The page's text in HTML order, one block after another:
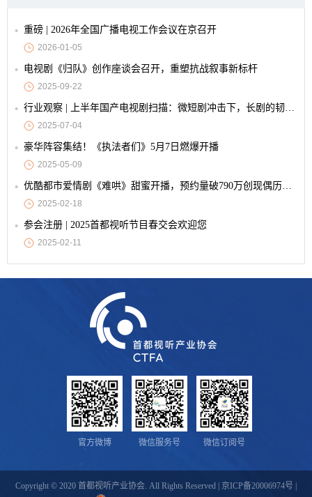
重磅 | 2026年全国广播电视工作会议在京召开
2026-01-05
电视剧《归队》创作座谈会召开，重塑抗战叙事新标杆
2025-09-22
行业观察 | 上半年国产电视剧扫描：微短剧冲击下，长剧的韧性与创新
2025-07-04
豪华阵容集结！《执法者们》5月7日燃爆开播
2025-05-09
优酷都市爱情剧《难哄》甜蜜开播，预约量破790万创现偶历史纪录
2025-02-18
参会注册 | 2025首都视听节目春交会欢迎您
2025-02-11
官方微博 微信服务号 微信订阅号
Copyright © 2020 首都视听产业协会. All Rights Reserved | 京ICP备20006974号